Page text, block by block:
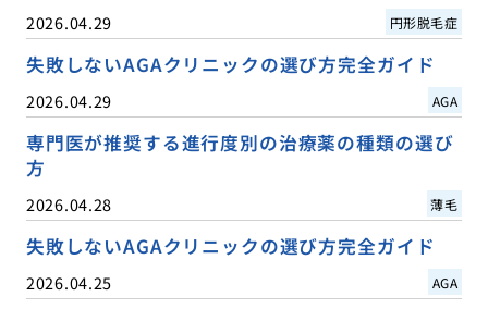
2026.04.29 円形脱毛症
失敗しないAGAクリニックの選び方完全ガイド
2026.04.29 AGA
専門医が推奨する進行度別の治療薬の種類の選び
方
2026.04.28 薄毛
失敗しないAGAクリニックの選び方完全ガイド
2026.04.25 AGA